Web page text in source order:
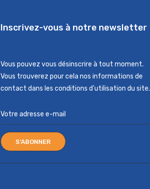
Inscrivez-vous à notre newsletter
Vous pouvez vous désinscrire à tout moment.
Vous trouverez pour cela nos informations de
contact dans les conditions d'utilisation du site.